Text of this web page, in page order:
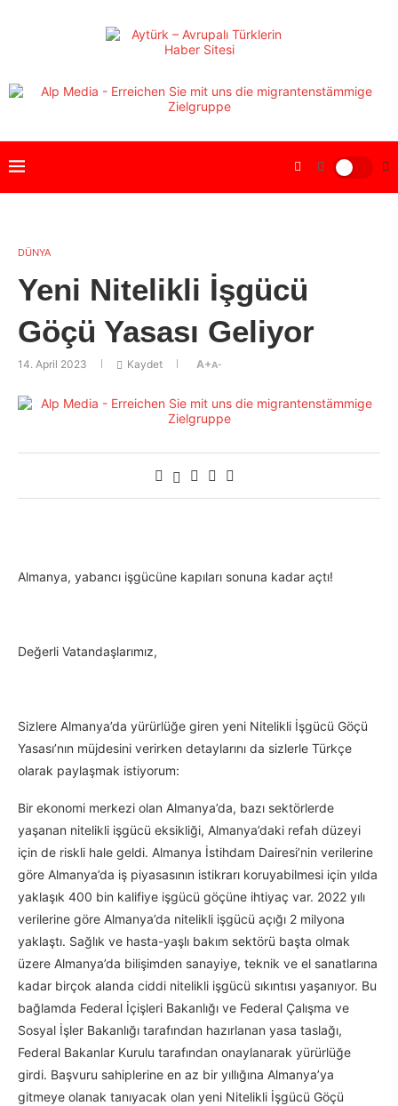
DÜNYA
Yeni Nitelikli İşgücü
Göçü Yasası Geliyor
14. April 2023 Kaydet A+A-
Almanya, yabancı işgücüne kapıları sonuna kadar açtı!
Değerli Vatandaşlarımız,
Sizlere Almanya’da yürürlüğe giren yeni Nitelikli İşgücü Göçü
Yasası’nın müjdesini verirken detaylarını da sizlerle Türkçe
olarak paylaşmak istiyorum:
Bir ekonomi merkezi olan Almanya’da, bazı sektörlerde
yaşanan nitelikli işgücü eksikliği, Almanya’daki refah düzeyi
için de riskli hale geldi. Almanya İstihdam Dairesi’nin verilerine
göre Almanya’da iş piyasasının istikrarı koruyabilmesi için yılda
yaklaşık 400 bin kalifiye işgücü göçüne ihtiyaç var. 2022 yılı
verilerine göre Almanya’da nitelikli işgücü açığı 2 milyona
yaklaştı. Sağlık ve hasta-yaşlı bakım sektörü başta olmak
üzere Almanya’da bilişimden sanayiye, teknik ve el sanatlarına
kadar birçok alanda ciddi nitelikli işgücü sıkıntısı yaşanıyor. Bu
bağlamda Federal İçişleri Bakanlığı ve Federal Çalışma ve
Sosyal İşler Bakanlığı tarafından hazırlanan yasa taslağı,
Federal Bakanlar Kurulu tarafından onaylanarak yürürlüğe
girdi. Başvuru sahiplerine en az bir yıllığına Almanya’ya
gitmeye olanak tanıyacak olan yeni Nitelikli İşgücü Göçü